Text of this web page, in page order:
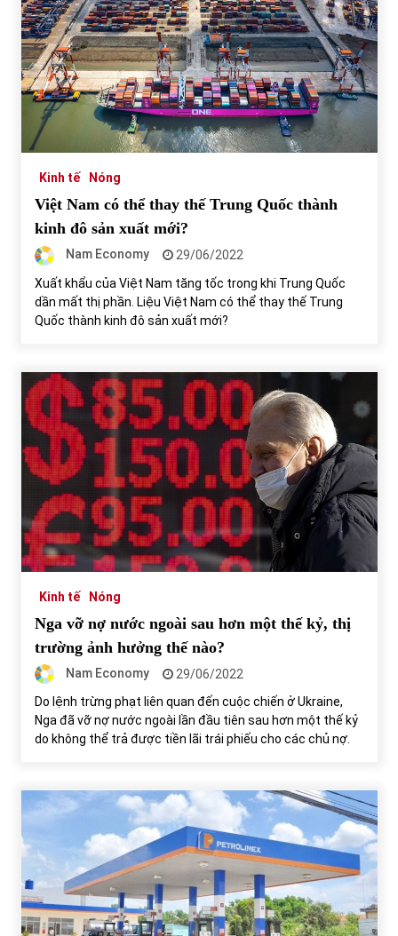
Kinh tế Nóng
Việt Nam có thể thay thế Trung Quốc thành
kinh đô sản xuất mới?
Nam Economy
29/06/2022
Xuất khẩu của Việt Nam tăng tốc trong khi Trung Quốc
dần mất thị phần. Liệu Việt Nam có thể thay thế Trung
Quốc thành kinh đô sản xuất mới?
Kinh tế Nóng
Nga vỡ nợ nước ngoài sau hơn một thế kỷ, thị
trường ảnh hưởng thế nào?
Nam Economy
29/06/2022
Do lệnh trừng phạt liên quan đến cuộc chiến ở Ukraine,
Nga đã vỡ nợ nước ngoài lần đầu tiên sau hơn một thế kỷ
do không thể trả được tiền lãi trái phiếu cho các chủ nợ.